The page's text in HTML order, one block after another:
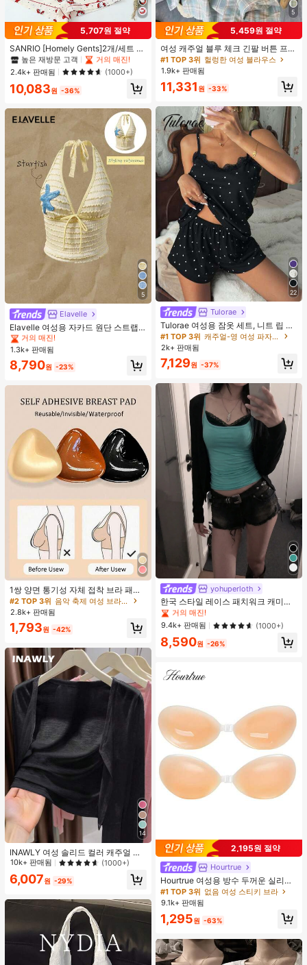
5,707원 절약
SANRIO [Homely Gents]2개/세트 여
성 프린트 라펠 반팔 버튼 포켓 상의
및 보우 반바지 잠옷 세트, 캐주얼 홈
웨어, 봄/여름에 적합
#1 TOP 3위
프라이드 월 여성 파자마 세트
높은 재방문 고객
거의 매진!
#1 TOP 3위
프라이드 월 여성 파자마 세트
높은 재방문 고객
거의 매진!
#1 TOP 3위
프라이드 월 여성 파자마 세트
높은 재방문 고객
거의 매진!
#1 TOP 3위
프라이드 월 여성 파자마 세트
높은 재방문 고객
2.4k+ 판매됨 (1000+)
10,083원 -36%
5
Elavelle
Elavelle 여성용 자카드 원단 스트랩
불가사리 장식 홀터 탑, 봄/여름에 적
합 (탑만 포함, 반바지 미포함)
#1 TOP 3위 직물 여성 탱키니스
거의 매진!
#1 TOP 3위 직물 여성 탱키니스
거의 매진!
#1 TOP 3위 직물 여성 탱키니스
거의 매진!
#1 TOP 3위
거의 매진!
1.3k+ 판매됨
8,790원 -23%
1쌍 양면 통기성 자체 접착 브라 패드,
두꺼워진 삼각형 푸쉬업 디자인, 재사
용 가능, 보이지 않는 비키니 브라 삽
입물, 수영에 적합
#2 TOP 3위
음악 축제 여성 브라 액세서리
2.8k+ 판매됨
1,793원 -42%
14
INAWLY 여성 솔리드 컬러 캐주얼 얇
은 가디건, 봄/여름
10k+ 판매됨 (1000+)
6,007원 -29%
5
5,459원 절약
여성 캐주얼 블루 체크 긴팔 버튼 프론
트 폴리에스터 셔츠, 레귤러 핏, 봄 의
류, 편안한 스타일
#1 TOP 3위 헐렁한 여성 블라우스
1.9k+ 판매됨
11,331 원 -33%
22
Tulorae
Tulorae 여성용 잠옷 세트, 니트 립 원
단, 하트 프린트 대비 레이스 트림, 로
맨틱 달콤 귀여운 섹시 캐미솔 & 반바
지 베이비돌 잠옷 세트 투피스 나이트
세트 섹시 잠옷 세트 여성용 잠옷 롬퍼
투피스 잠옷 세트 여성용 잠옷 세트 도
트 잠옷 세트 잠옷 반바지 세트 투피스
잠옷 세트 여성용 여름 세트 도트 반바
지 세트 여성용 잠옷 세트 반바지 잠옷
세트 여성용 투피스 여름 라운지 세트
#1 TOP 3위
캐주얼-영 여성 파자마 세트
2k+ 판매됨
7,129원 -37%
yohuperloth
한국 스타일 레이스 패치워크 캐미솔
탱크 탑, Y2K 에스테틱, 스트리트웨어
캐주얼 여름
#1 TOP 3위
에서 녹색 다용도로 활용 가능한 데일리 탑
거의 매진!
#1 TOP 3위
에서 녹색 다용도로 활용 가능한 데일리 탑
거의 매진!
#1 TOP 3위
에서 녹색 다용도로 활용 가능한 데일리 탑
거의 매진!
#1 TOP 3위
에서 녹색 다용도로 활용 가능한 데일리 탑
거의 매진!
9.4k+ 판매됨 (1000+)
8,590원 -26%
2,195원 절약
Hourtrue
Hourtrue 여성용 방수 두꺼운 실리콘
가슴 페탈, 작은 가슴 리프트업 & 푸시
인용, 웨딩 촬영 및 들러리용
#1 TOP 3위 없음 여성 스티키 브라
9.1k+ 판매됨
1,295원 -63%